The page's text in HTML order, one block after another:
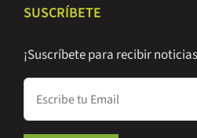
SUSCRÍBETE
¡Suscríbete para recibir